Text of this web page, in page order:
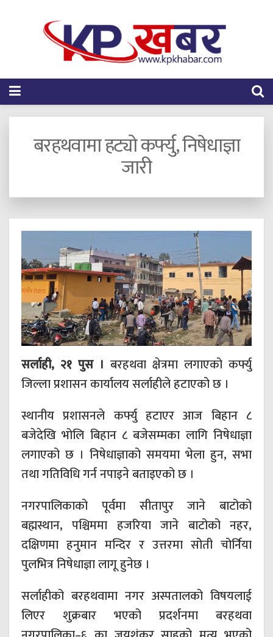
बरहथवामा हट्यो कर्फ्यु, निषेधाज्ञा
जारी
सर्लाही, २१ पुस । बरहथवा क्षेत्रमा लगाएको कर्फ्यु
जिल्ला प्रशासन कार्यालय सर्लाहीले हटाएको छ ।
स्थानीय प्रशासनले कर्फ्यु हटाएर आज बिहान ८
बजेदेखि भोलि बिहान ८ बजेसम्मका लागि निषेधाज्ञा
लगाएको छ । निषेधाज्ञाको समयमा भेला हुन, सभा
तथा गतिविधि गर्न नपाइने बताइएको छ ।
नगरपालिकाको पूर्वमा सीतापुर जाने बाटोको
बह्मस्थान, पश्चिममा हजरिया जाने बाटोको नहर,
दक्षिणमा हनुमान मन्दिर र उत्तरमा सोती चोर्निया
पुलभित्र निषेधाज्ञा लागू हुनेछ ।
सर्लाहीको बरहथवामा नगर अस्पतालको विषयलाई
लिएर शुक्रबार भएको प्रदर्शनमा बरहथवा